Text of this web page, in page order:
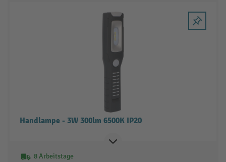
Handlampe - 3W 300lm 6500K IP20
8 Arbeitstage